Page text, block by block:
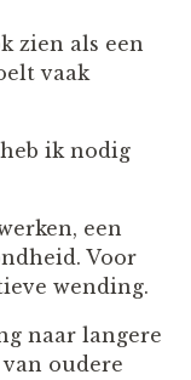
zien als een
vaak
ik nodig
een
Voor
wending.
naar langere
oudere